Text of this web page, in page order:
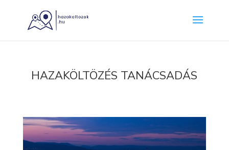
HAZAKÖLTÖZÉS TANÁCSADÁS